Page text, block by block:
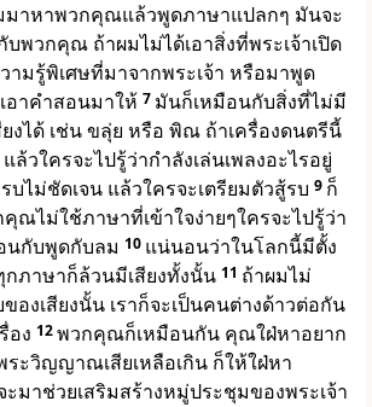
มาหาพวกคุณแล้วพูดภาษาแปลกๆ มันจะ
พวกคุณ ถ้าผมไม่ได้เอาสิ่งที่พระเจ้าเปิด
ามรู้พิเศษที่มาจากพระเจ้า หรือมาพูด
อาคำสอนมาให้ 7 มันก็เหมือนกับสิ่งที่ไม่มี
งได้ เช่น ขลุ่ย หรือ พิณ ถ้าเครื่องดนตรีนี้
ล้วใครจะไปรู้ว่ากำลังเล่นเพลงอะไรอยู่
บไม่ชัดเจน แล้วใครจะเตรียมตัวสู้รบ 9 ก็
ณไม่ใช้ภาษาที่เข้าใจง่ายๆใครจะไปรู้ว่า
นกับพูดกับลม 10 แน่นอนว่าในโลกนี้มีตั้ง
ภาษาก็ล้วนมีเสียงทั้งนั้น 11 ถ้าผมไม่
องเสียงนั้น เราก็จะเป็นคนต่างด้าวต่อกัน
อง 12พวกคุณก็เหมือนกัน คุณใฝ่หาอยาก
ะวิญญาณเสียเหลือเกิน ก็ให้ใฝ่หา
มาช่วยเสริมสร้างหมู่ประชุมของพระเจ้า